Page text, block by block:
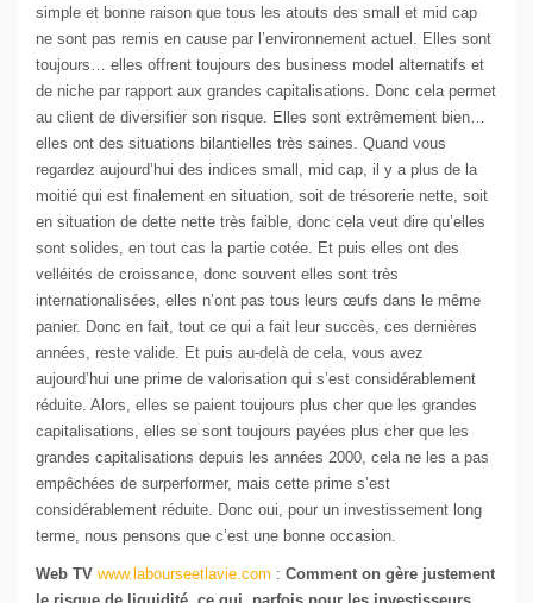
simple et bonne raison que tous les atouts des small et mid cap
ne sont pas remis en cause par l’environnement actuel. Elles sont
toujours… elles offrent toujours des business model alternatifs et
de niche par rapport aux grandes capitalisations. Donc cela permet
au client de diversifier son risque. Elles sont extrêmement bien…
elles ont des situations bilantielles très saines. Quand vous
regardez aujourd’hui des indices small, mid cap, il y a plus de la
moitié qui est finalement en situation, soit de trésorerie nette, soit
en situation de dette nette très faible, donc cela veut dire qu’elles
sont solides, en tout cas la partie cotée. Et puis elles ont des
velléités de croissance, donc souvent elles sont très
internationalisées, elles n’ont pas tous leurs œufs dans le même
panier. Donc en fait, tout ce qui a fait leur succès, ces dernières
années, reste valide. Et puis au-delà de cela, vous avez
aujourd’hui une prime de valorisation qui s’est considérablement
réduite. Alors, elles se paient toujours plus cher que les grandes
capitalisations, elles se sont toujours payées plus cher que les
grandes capitalisations depuis les années 2000, cela ne les a pas
empêchées de surperformer, mais cette prime s’est
considérablement réduite. Donc oui, pour un investissement long
terme, nous pensons que c’est une bonne occasion.
Web TV www.labourseetlavie.com : Comment on gère justement